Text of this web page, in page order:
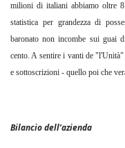
milioni di italiani abbiamo oltre
statistica per grandezza di
baronato non incombe sui guai
cento. A sentire i vanti de
e sottoscrizioni - quello poi che
Bilancio dell’azienda